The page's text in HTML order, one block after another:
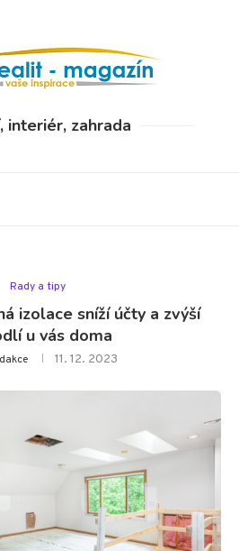
interiér, zahrada
Rady a tipy
izolace sníží účty a zvýší
u vás doma
11. 12. 2023